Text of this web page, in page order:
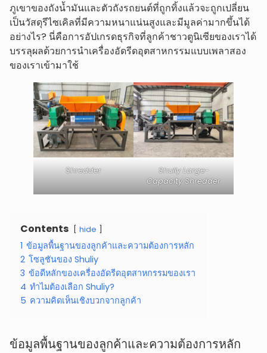
ภูเขาของถังน้ำมันและตัวถังรถยนต์ที่ถูกทิ้งแล้วจะถูกเปลี่ยน
เป็นวัสดุรีไซเคิลที่มีความหนาแน่นสูงและมีมูลค่ามากขึ้นได้
อย่างไร? นี่คือการอัปเกรดธุรกิจที่ลูกค้าชาวตูนิเซียของเราได้
บรรลุผลด้วยการนำเครื่องอัดรีดอุตสาหกรรมแบบเพลาสอง
ของเราเข้ามาใช้
Shredder
Shuliy Large-
Capacity Shredder
Contents hide
1 ข้อมูลพื้นฐานของลูกค้าและความต้องการหลัก
2 โซลูชันของ Shuliy
3 ข้อดีหลักของเครื่องอัดรีดอุตสาหกรรมของเรา
4 ทำไมต้องเลือก Shuliy?
5 ความคิดเห็นเชิงบวกจากลูกค้า
ข้อมูลพื้นฐานของลูกค้าและความต้องการหลัก